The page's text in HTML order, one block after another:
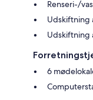
Renseri-/
Udskiftning
Udskiftning
6